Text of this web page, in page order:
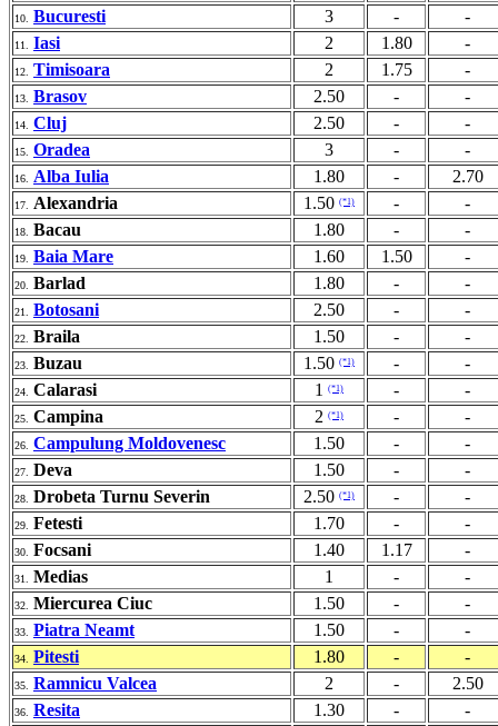
10. Bucuresti 3 - -
11. Iasi 2 1.80 -
12. Timisoara 2 1.75 -
13. Brasov 2.50 - -
14. Cluj 2.50 - -
15. Oradea 3 - -
16. Alba Iulia 1.80 - 2.70
17. Alexandria 1.50 (*1) - -
18. Bacau 1.80 - -
19. Baia Mare 1.60 1.50 -
20. Barlad 1.80 - -
21. Botosani 2.50 - -
22. Braila 1.50 - -
23. Buzau 1.50 (*1) - -
24. Calarasi 1 (*1) - -
25. Campina 2 (*1) - -
26. Campulung Moldovenesc 1.50 - -
27. Deva 1.50 - -
28. Drobeta Turnu Severin 2.50 (*1) - -
29. Fetesti 1.70 - -
30. Focsani 1.40 1.17 -
31. Medias 1 - -
32. Miercurea Ciuc 1.50 - -
33. Piatra Neamt 1.50 - -
34. Pitesti 1.80 - -
35. Ramnicu Valcea 2 - 2.50
36. Resita 1.30 - -